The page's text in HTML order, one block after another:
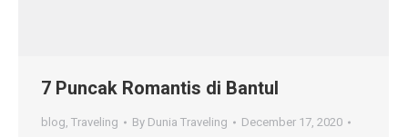
7 Puncak Romantis di Bantul
blog, Traveling By Dunia Traveling
December 17, 2020